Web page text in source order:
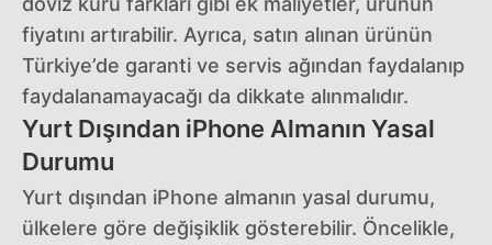
fiyatını artırabilir. Ayrıca, satın alınan ürünün
Türkiye’de garanti ve servis ağından faydalanıp
faydalanamayacağı da dikkate alınmalıdır.
Yurt Dışından iPhone Almanın Yasal
Durumu
Yurt dışından iPhone almanın yasal durumu,
ülkelere göre değişiklik gösterebilir. Öncelikle,